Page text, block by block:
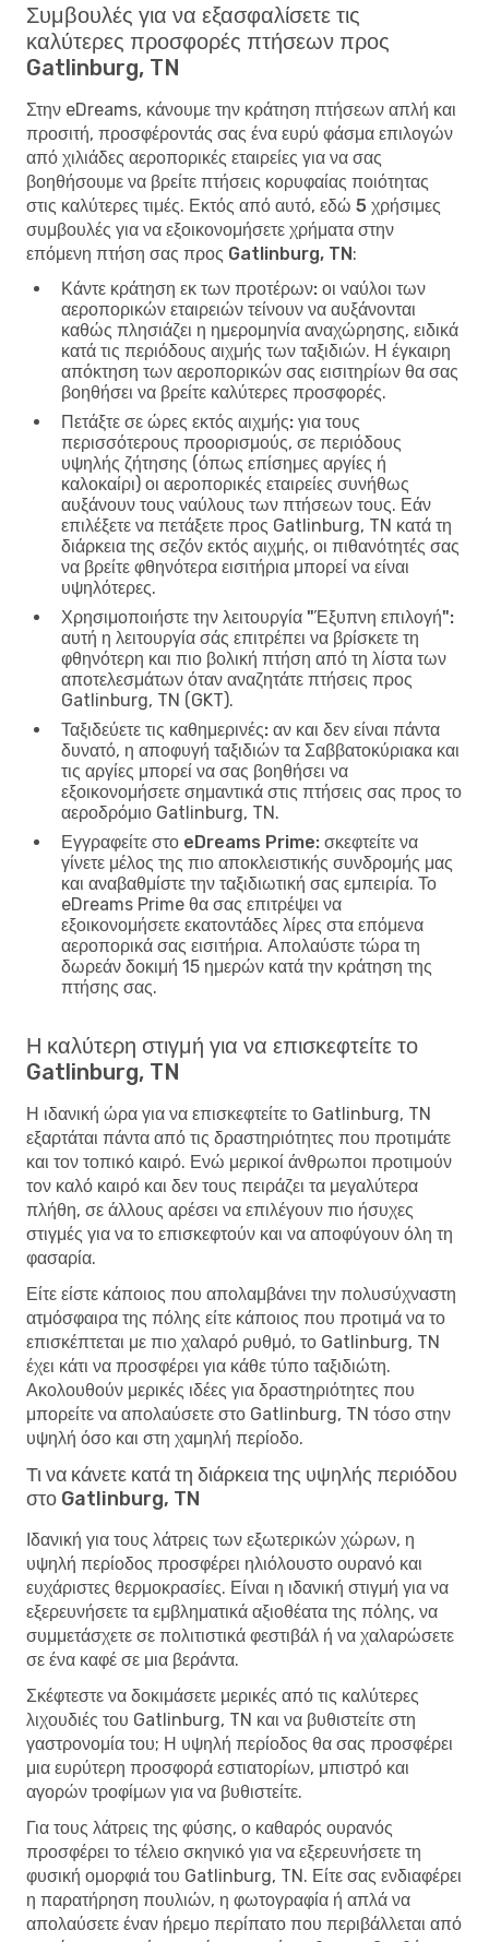
Συμβουλές για να εξασφαλίσετε τις
καλύτερες προσφορές πτήσεων προς
Gatlinburg, TN
Στην eDreams, κάνουμε την κράτηση πτήσεων απλή και
προσιτή, προσφέροντάς σας ένα ευρύ φάσμα επιλογών
από χιλιάδες αεροπορικές εταιρείες για να σας
βοηθήσουμε να βρείτε πτήσεις κορυφαίας ποιότητας
στις καλύτερες τιμές. Εκτός από αυτό, εδώ 5 χρήσιμες
συμβουλές για να εξοικονομήσετε χρήματα στην
επόμενη πτήση σας προς Gatlinburg, TN:
Κάντε κράτηση εκ των προτέρων: οι ναύλοι των
αεροπορικών εταιρειών τείνουν να αυξάνονται
καθώς πλησιάζει η ημερομηνία αναχώρησης, ειδικά
κατά τις περιόδους αιχμής των ταξιδιών. Η έγκαιρη
απόκτηση των αεροπορικών σας εισιτηρίων θα σας
βοηθήσει να βρείτε καλύτερες προσφορές.
Πετάξτε σε ώρες εκτός αιχμής: για τους
περισσότερους προορισμούς, σε περιόδους
υψηλής ζήτησης (όπως επίσημες αργίες ή
καλοκαίρι) οι αεροπορικές εταιρείες συνήθως
αυξάνουν τους ναύλους των πτήσεων τους. Εάν
επιλέξετε να πετάξετε προς Gatlinburg, TN κατά τη
διάρκεια της σεζόν εκτός αιχμής, οι πιθανότητές σας
να βρείτε φθηνότερα εισιτήρια μπορεί να είναι
υψηλότερες.
Χρησιμοποιήστε την λειτουργία "Έξυπνη επιλογή":
αυτή η λειτουργία σάς επιτρέπει να βρίσκετε τη
φθηνότερη και πιο βολική πτήση από τη λίστα των
αποτελεσμάτων όταν αναζητάτε πτήσεις προς
Gatlinburg, TN (GKT).
Ταξιδεύετε τις καθημερινές: αν και δεν είναι πάντα
δυνατό, η αποφυγή ταξιδιών τα Σαββατοκύριακα και
τις αργίες μπορεί να σας βοηθήσει να
εξοικονομήσετε σημαντικά στις πτήσεις σας προς το
αεροδρόμιο Gatlinburg, TN.
Εγγραφείτε στο eDreams Prime: σκεφτείτε να
γίνετε μέλος της πιο αποκλειστικής συνδρομής μας
και αναβαθμίστε την ταξιδιωτική σας εμπειρία. Το
eDreams Prime θα σας επιτρέψει να
εξοικονομήσετε εκατοντάδες λίρες στα επόμενα
αεροπορικά σας εισιτήρια. Απολαύστε τώρα τη
δωρεάν δοκιμή 15 ημερών κατά την κράτηση της
πτήσης σας.
Η καλύτερη στιγμή για να επισκεφτείτε το
Gatlinburg, TN
Η ιδανική ώρα για να επισκεφτείτε το Gatlinburg, TN
εξαρτάται πάντα από τις δραστηριότητες που προτιμάτε
και τον τοπικό καιρό. Ενώ μερικοί άνθρωποι προτιμούν
τον καλό καιρό και δεν τους πειράζει τα μεγαλύτερα
πλήθη, σε άλλους αρέσει να επιλέγουν πιο ήσυχες
στιγμές για να το επισκεφτούν και να αποφύγουν όλη τη
φασαρία.
Είτε είστε κάποιος που απολαμβάνει την πολυσύχναστη
ατμόσφαιρα της πόλης είτε κάποιος που προτιμά να το
επισκέπτεται με πιο χαλαρό ρυθμό, το Gatlinburg, TN
έχει κάτι να προσφέρει για κάθε τύπο ταξιδιώτη.
Ακολουθούν μερικές ιδέες για δραστηριότητες που
μπορείτε να απολαύσετε στο Gatlinburg, TN τόσο στην
υψηλή όσο και στη χαμηλή περίοδο.
Τι να κάνετε κατά τη διάρκεια της υψηλής περιόδου
στο Gatlinburg, TN
Ιδανική για τους λάτρεις των εξωτερικών χώρων, η
υψηλή περίοδος προσφέρει ηλιόλουστο ουρανό και
ευχάριστες θερμοκρασίες. Είναι η ιδανική στιγμή για να
εξερευνήσετε τα εμβληματικά αξιοθέατα της πόλης, να
συμμετάσχετε σε πολιτιστικά φεστιβάλ ή να χαλαρώσετε
σε ένα καφέ σε μια βεράντα.
Σκέφτεστε να δοκιμάσετε μερικές από τις καλύτερες
λιχουδιές του Gatlinburg, TN και να βυθιστείτε στη
γαστρονομία του; Η υψηλή περίοδος θα σας προσφέρει
μια ευρύτερη προσφορά εστιατορίων, μπιστρό και
αγορών τροφίμων για να βυθιστείτε.
Για τους λάτρεις της φύσης, ο καθαρός ουρανός
προσφέρει το τέλειο σκηνικό για να εξερευνήσετε τη
φυσική ομορφιά του Gatlinburg, TN. Είτε σας ενδιαφέρει
η παρατήρηση πουλιών, η φωτογραφία ή απλά να
απολαύσετε έναν ήρεμο περίπατο που περιβάλλεται από